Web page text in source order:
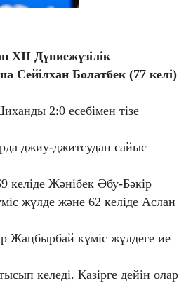
XII Дүниежүзілік
Сейілхан Болатбек (77 келі)
2:0 есебімен тізе
джиу-джитсудан сайыс
келіде Жәнібек Әбу-Бәкір
жүлде және 62 келіде Аслан
Жаңбырбай күміс жүлдеге ие
келеді. Қазірге дейін олар